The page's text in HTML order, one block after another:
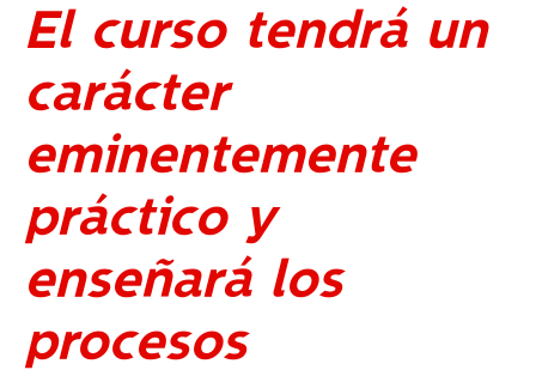
El curso tendrá un
carácter
eminentemente
práctico y
enseñará los
procesos